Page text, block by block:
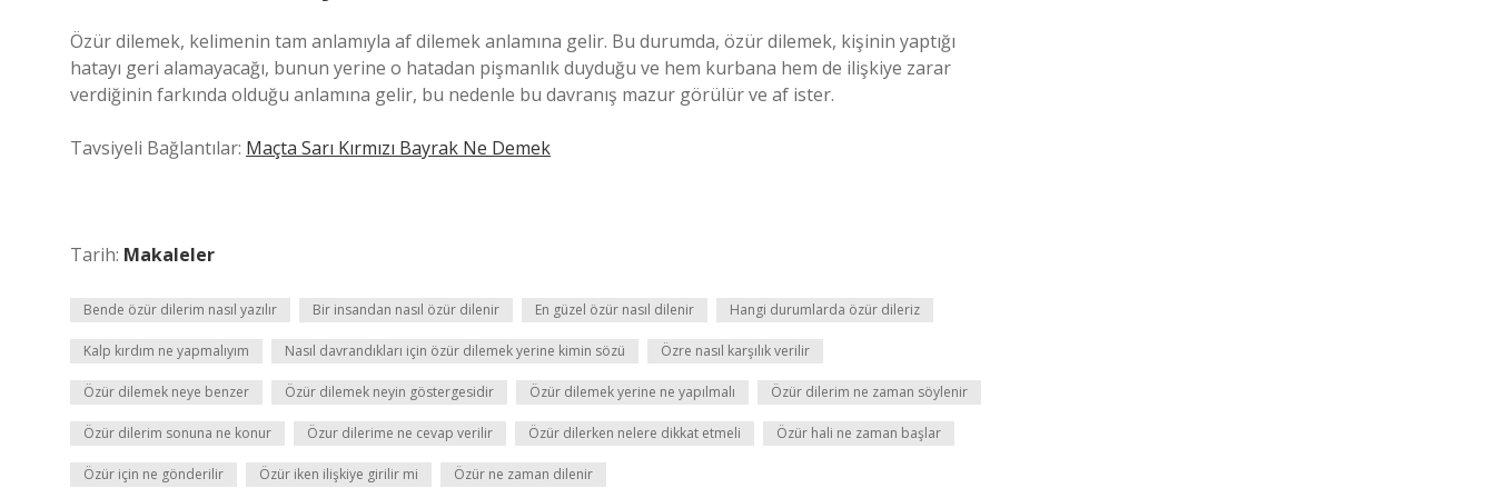
Özür dilemek, kelimenin tam anlamıyla af dilemek anlamına gelir. Bu durumda, özür dilemek, kişinin yaptığı
hatayı geri alamayacağı, bunun yerine o hatadan pişmanlık duyduğu ve hem kurbana hem de ilişkiye zarar
verdiğinin farkında olduğu anlamına gelir, bu nedenle bu davranış mazur görülür ve af ister.
Tavsiyeli Bağlantılar: Maçta Sarı Kırmızı Bayrak Ne Demek
Tarih: Makaleler
Bende özür dilerim nasıl yazılır Bir insandan nasıl özür dilenir En güzel özür nasıl dilenir Hangi durumlarda özür dileriz
Kalp kırdım ne yapmalıyım Nasıl davrandıkları için özür dilemek yerine kimin sözü Özre nasıl karşılık verilir
Özür dilemek neye benzer Özür dilemek neyin göstergesidir Özür dilemek yerine ne yapılmalı Özür dilerim ne zaman söylenir
Özür dilerim sonuna ne konur Özur dilerime ne cevap verilir Özür dilerken nelere dikkat etmeli Özür hali ne zaman başlar
Özür için ne gönderilir Özür iken ilişkiye girilir mi Özür ne zaman dilenir